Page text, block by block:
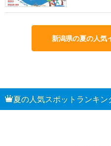
新潟県の夏の人気
夏の人気スポットランキン